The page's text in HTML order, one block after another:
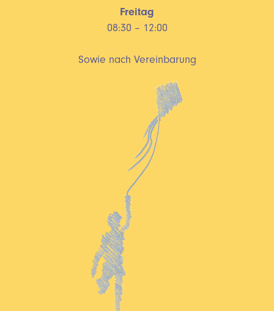
Freitag
08:30 – 12:00
Sowie nach Vereinbarung